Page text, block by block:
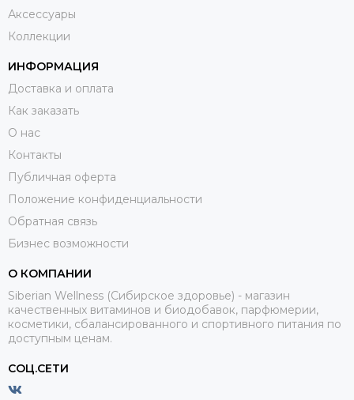
Аксессуары
Коллекции
ИНФОРМАЦИЯ
Доставка и оплата
Как заказать
О нас
Контакты
Публичная оферта
Положение конфиденциальности
Обратная связь
Бизнес возможности
О КОМПАНИИ
Siberian Wellness (Сибирское здоровье) - магазин
качественных витаминов и биодобавок, парфюмерии,
косметики, сбалансированного и спортивного питания по
доступным ценам.
СОЦ.СЕТИ